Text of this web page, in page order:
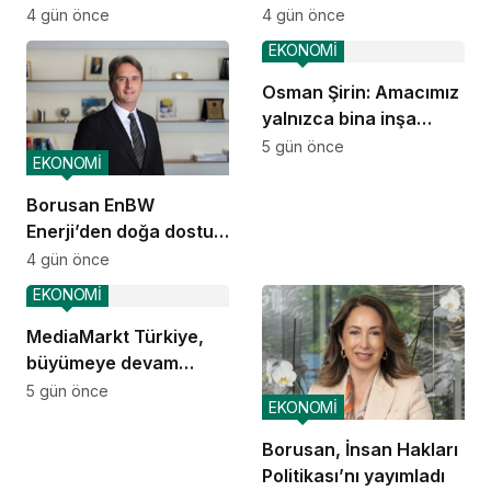
ekosistemi kuruluyor
4 gün önce
ve dağıtım
operasyonlarına
başladı
4 gün önce
Borusan EnBW
Enerji’den doğa dostu
proje
EKONOMİ
4 gün önce
Osman Şirin: Amacımız
yalnızca bina inşa
etmek değil,
EKONOMİ
5 gün önce
MediaMarkt Türkiye,
büyümeye devam
ediyor
EKONOMİ
5 gün önce
Borusan, İnsan Hakları
Politikası’nı yayımladı
EKONOMİ